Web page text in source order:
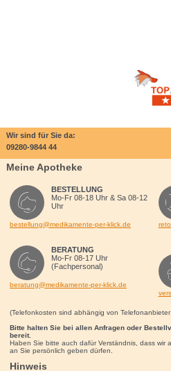
Wir sind für Sie da:
09280-9844 44
Meine Apotheke
BESTELLUNG
Mo-Fr 08-18 Uhr & Sa 08-12
Uhr
bestellung@medikamente-per-klick.de
BERATUNG
Mo-Fr 08-17 Uhr
(Fachpersonal)
beratung@medikamente-per-klick.de
(Telefonkosten sind abhängig von
Bitte halten Sie bei allen Anfragen oder
bereit.
Haben Sie bitte auch dafür Verständnis, dass wir
an Sie persönlich geben dürfen.
Hinweis